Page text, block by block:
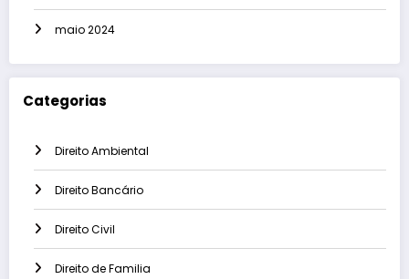
maio 2024
Categorias
Direito Ambiental
Direito Bancário
Direito Civil
Direito de Familia